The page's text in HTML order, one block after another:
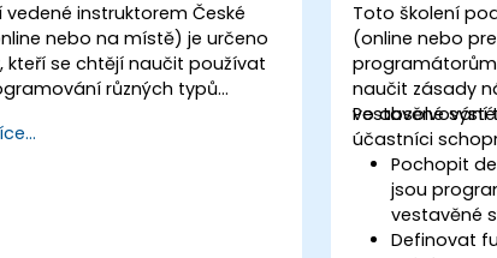
vedené instruktorem České
nebo na místě) je určeno
kteří se chtějí naučit používat
různých typů
architekturách (8051, ARM
Toto školení
(online nebo
programátorům
naučit zásady
vestavěné
Po absolvování
účastníci
Pochopit
jsou
vestavěné
Definovat